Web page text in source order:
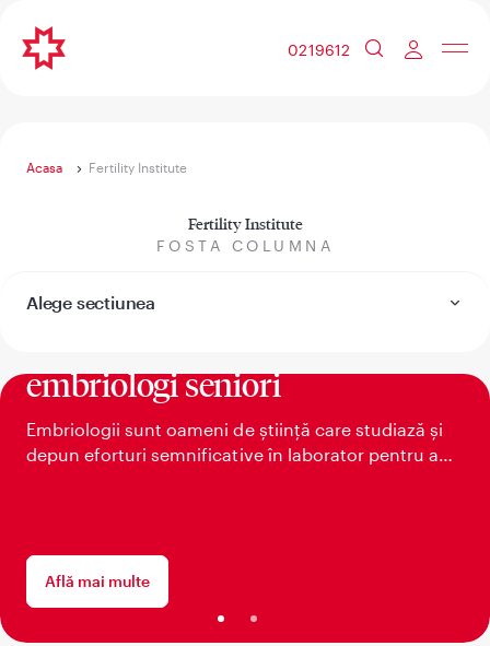
0219612
Acasa Fertility Institute
Fertility Institute
FOSTA COLUMNA
Alege sectiunea
embriologi seniori
Embriologii sunt oameni de știință care studiază și
depun eforturi semnificative în laborator pentru a
Află mai multe